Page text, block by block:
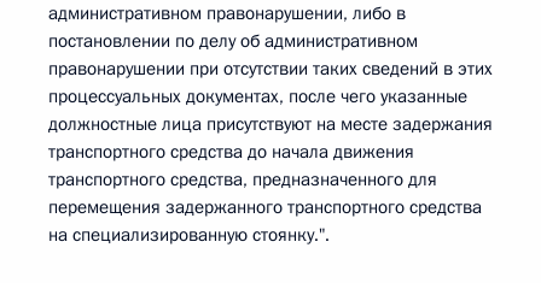
административном правонарушении, либо в
постановлении по делу об административном
правонарушении при отсутствии таких сведений в этих
процессуальных документах, после чего указанные
должностные лица присутствуют на месте задержания
транспортного средства до начала движения
транспортного средства, предназначенного для
перемещения задержанного транспортного средства
на специализированную стоянку.".